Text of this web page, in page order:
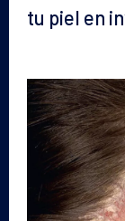
tu piel en